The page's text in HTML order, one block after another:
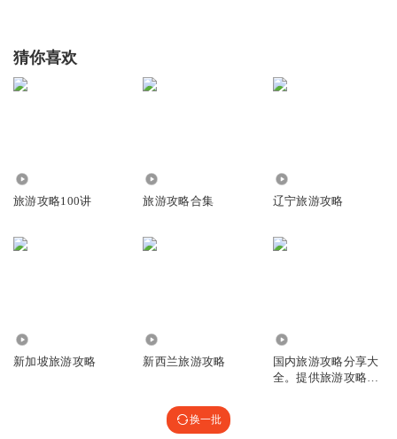
猜你喜欢
旅游攻略100讲 旅游攻略合集 辽宁旅游攻略
新加坡旅游攻略 新西兰旅游攻略
国内旅游攻略分享大
全。提供旅游攻略，
换一批